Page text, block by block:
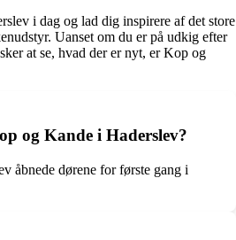
i dag og lad dig inspirere af det store
Uanset om du er på udkig efter
at se, hvad der er nyt, er Kop og
og Kande i Haderslev?
åbnede dørene for første gang i